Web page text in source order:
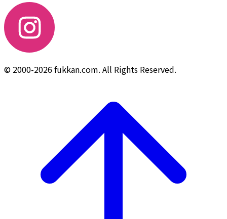
© 2000-2026 fukkan.com. All Rights Reserved.